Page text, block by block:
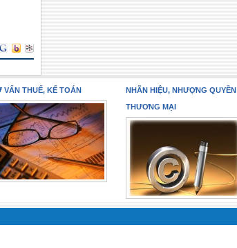
VẤN THUẾ, KẾ TOÁN
NHÃN HIỆU, NHƯỢNG QUYỀN
THƯƠNG MẠI